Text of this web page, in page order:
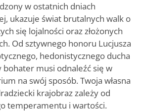
w ostatnich dniach
ukazuje świat brutalnych walk o
się lojalności oraz złożonych
Od sztywnego honoru Lucjusza
hedonistycznego ducha
bohater musi odnaleźć się w
na swój sposób. Twoja własna
krajobraz zależy od
temperamentu i wartości.